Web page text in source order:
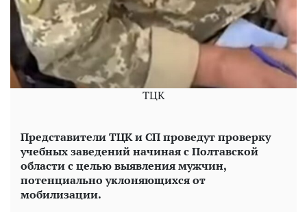
ТЦК
Представители ТЦК и СП проведут проверку
учебных заведений начиная с Полтавской
области с целью выявления мужчин,
потенциально уклоняющихся от
мобилизации.